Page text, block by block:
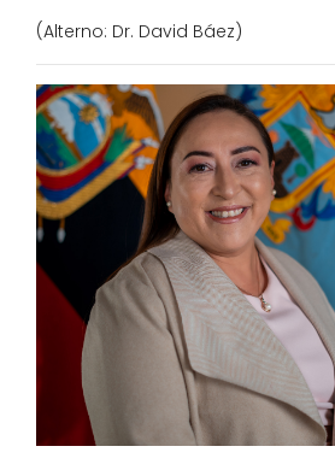
(Alterno: Dr. David Báez)